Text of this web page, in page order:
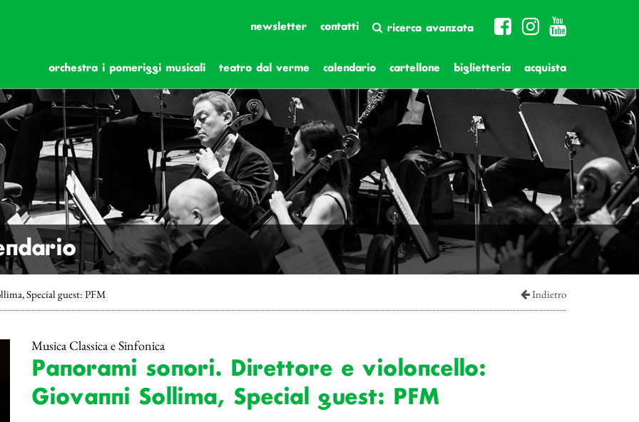
newsletter contatti ricerca avanzata
orchestra i pomeriggi musicali teatro dal verme calendario cartellone biglietteria acquista
Special guest: PFM Indietro
Musica Classica e Sinfonica
Panorami sonori. Direttore e violoncello:
Giovanni Sollima, Special guest: PFM